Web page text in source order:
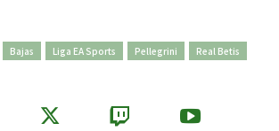
Bajas Liga EA Sports Pellegrini Real Betis